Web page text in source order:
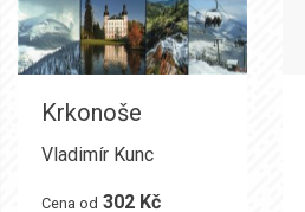
Krkonoše
Vladimír Kunc
Cena od 302 Kč